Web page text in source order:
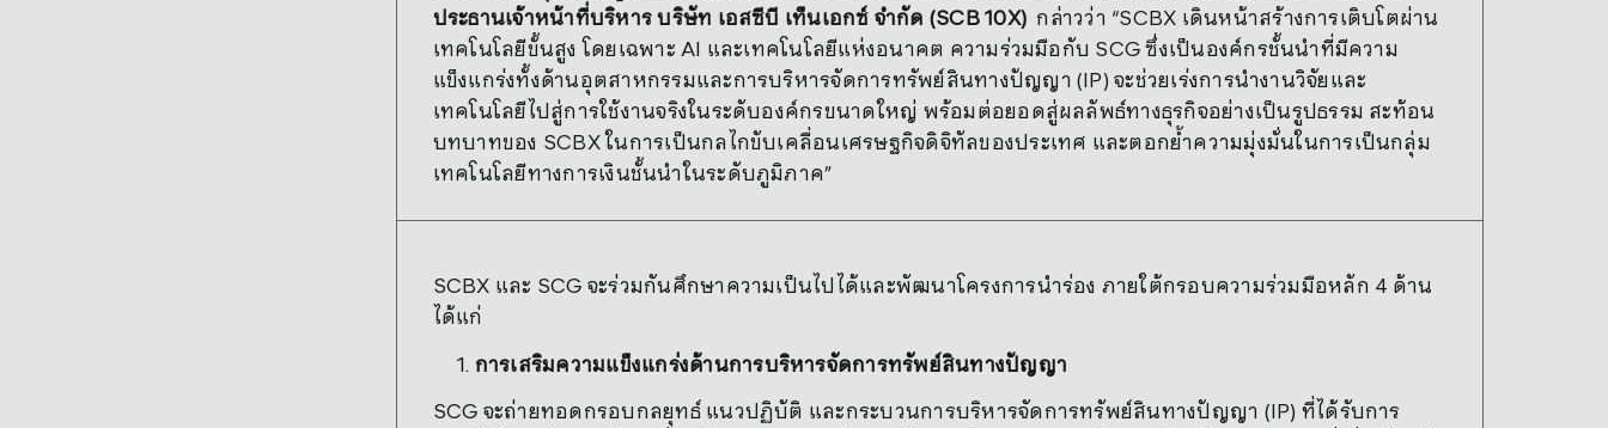
ประธานเจ้าหน้าที่บริหาร บริษัท เอสซีบี เท็นเอกซ์ จำกัด (SCB 10X) กล่าวว่า “SCBX เดินหน้าสร้างการเติบโตผ่าน
เทคโนโลยีขั้นสูง โดยเฉพาะ AI และเทคโนโลยีแห่งอนาคต ความร่วมมือกับ SCG ซึ่งเป็นองค์กรชั้นนำที่มีความ
แข็งแกร่งทั้งด้านอุตสาหกรรมและการบริหารจัดการทรัพย์สินทางปัญญา (IP) จะช่วยเร่งการนำงานวิจัยและ
เทคโนโลยีไปสู่การใช้งานจริงในระดับองค์กรขนาดใหญ่ พร้อมต่อยอดสู่ผลลัพธ์ทางธุรกิจอย่างเป็นรูปธรรม สะท้อน
บทบาทของ SCBX ในการเป็นกลไกขับเคลื่อนเศรษฐกิจดิจิทัลของประเทศ และตอกย้ำความมุ่งมั่นในการเป็นกลุ่ม
เทคโนโลยีทางการเงินชั้นนำในระดับภูมิภาค”
SCBX และ SCG จะร่วมกันศึกษาความเป็นไปได้และพัฒนาโครงการนำร่อง ภายใต้กรอบความร่วมมือหลัก 4 ด้าน
ได้แก่
การเสริมความแข็งแกร่งด้านการบริหารจัดการทรัพย์สินทางปัญญา
SCG จะถ่ายทอดกรอบกลยุทธ์ แนวปฏิบัติ และกระบวนการบริหารจัดการทรัพย์สินทางปัญญา (IP) ที่ได้รับการ